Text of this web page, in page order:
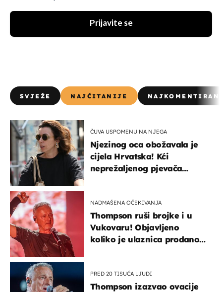
Prijavite se
SVJEŽE NAJČITANIJE
ČUVA USPOMENU NA NJEGA
Njezinog oca obožavala je
cijela Hrvatska! Kći
neprežaljenog pjevača
NADMAŠENA OČEKIVANJA
Thompson ruši brojke i u
Vukovaru! Objavljeno
koliko je ulaznica prodano
PRED 20 TISUĆA LJUDI
Thompson izazvao ovacije